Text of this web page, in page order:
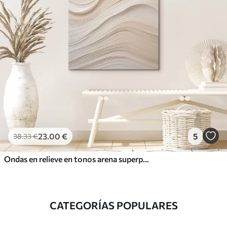
38.33€23.00 € 5
Ondas en relieve en tonos arena superpuestos, textura suave
CATEGORÍAS POPULARES